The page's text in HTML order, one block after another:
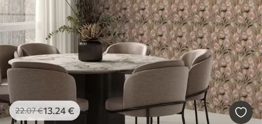
22.07€13.24€